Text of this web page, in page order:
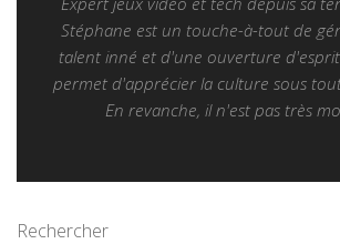
Stéphane est un touche-à-tout de
talent inné et d'une ouverture
permet d'apprécier la culture sous
En revanche, il n'est pas très
Rechercher